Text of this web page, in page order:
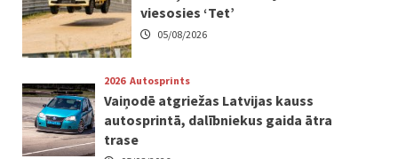
viesosies ‘Tet’
05/08/2026
2026 Autosprints
Vaiņodē atgriežas Latvijas kauss
autosprintā, dalībniekus gaida ātra
trase